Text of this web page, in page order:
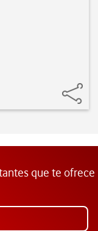
que te ofrece